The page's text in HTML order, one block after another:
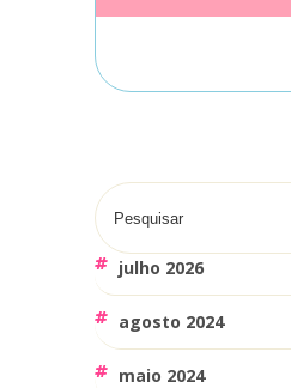
julho 2026
agosto 2024
maio 2024